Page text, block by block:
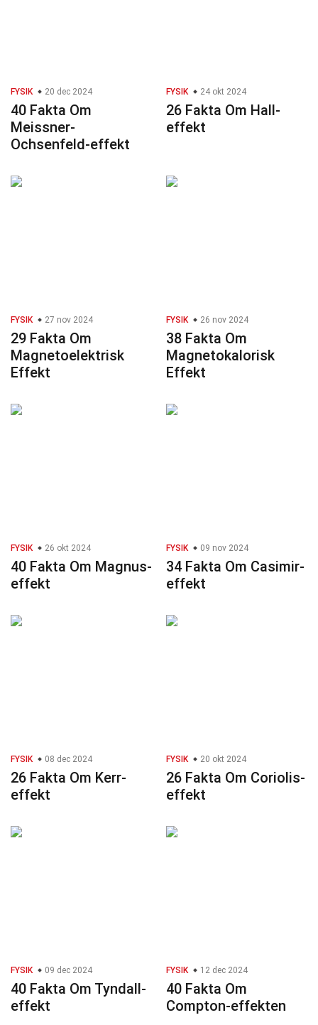
FYSIK 20 dec 2024
40 Fakta Om
Meissner-
Ochsenfeld-effekt
FYSIK 24 okt 2024
26 Fakta Om Hall-
effekt
FYSIK 27 nov 2024
29 Fakta Om
Magnetoelektrisk
Effekt
FYSIK 26 nov 2024
38 Fakta Om
Magnetokalorisk
Effekt
FYSIK 26 okt 2024
40 Fakta Om Magnus-
effekt
FYSIK 09 nov 2024
34 Fakta Om Casimir-
effekt
FYSIK 08 dec 2024
26 Fakta Om Kerr-
effekt
FYSIK 20 okt 2024
26 Fakta Om Coriolis-
effekt
FYSIK 09 dec 2024
40 Fakta Om Tyndall-
effekt
FYSIK 12 dec 2024
40 Fakta Om
Compton-effekten